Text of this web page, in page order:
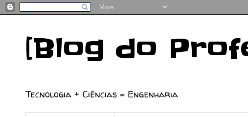
[Blog do
Tecnologia + Ciências = Engenharia